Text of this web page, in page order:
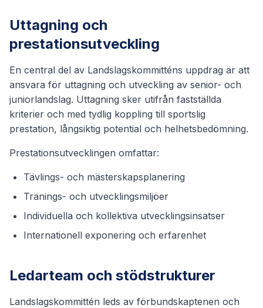
Uttagning och
prestationsutveckling
En central del av Landslagskommitténs uppdrag är att
ansvara för uttagning och utveckling av senior- och
juniorlandslag. Uttagning sker utifrån fastställda
kriterier och med tydlig koppling till sportslig
prestation, långsiktig potential och helhetsbedömning.
Prestationsutvecklingen omfattar:
Tävlings- och mästerskapsplanering
Tränings- och utvecklingsmiljöer
Individuella och kollektiva utvecklingsinsatser
Internationell exponering och erfarenhet
Ledarteam och stödstrukturer
Landslagskommittén leds av förbundskaptenen och